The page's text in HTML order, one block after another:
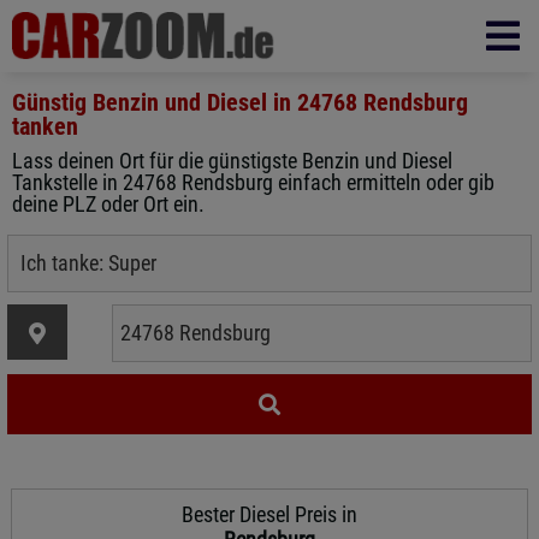
Günstig Benzin und Diesel in 24768 Rendsburg
tanken
Lass deinen Ort für die günstigste Benzin und Diesel
Tankstelle in 24768 Rendsburg einfach ermitteln oder gib
deine PLZ oder Ort ein.
Bester Diesel Preis in